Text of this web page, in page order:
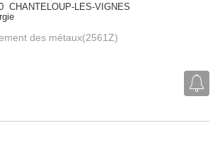
CHANTELOUP-LES-VIGNES
des métaux(2561Z)